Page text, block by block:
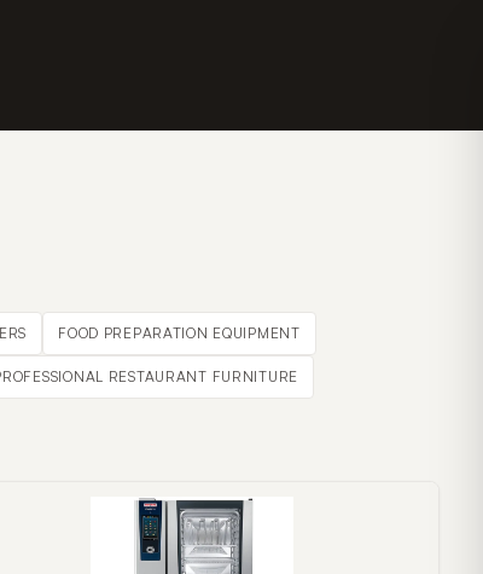
FOOD PREPARATION EQUIPMENT
RESTAURANT FURNITURE